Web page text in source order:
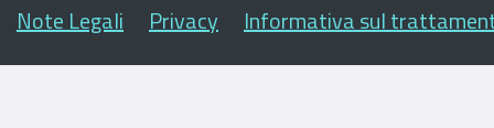
Note Legali Privacy Informativa sul